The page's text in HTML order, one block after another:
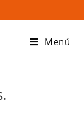
Menú